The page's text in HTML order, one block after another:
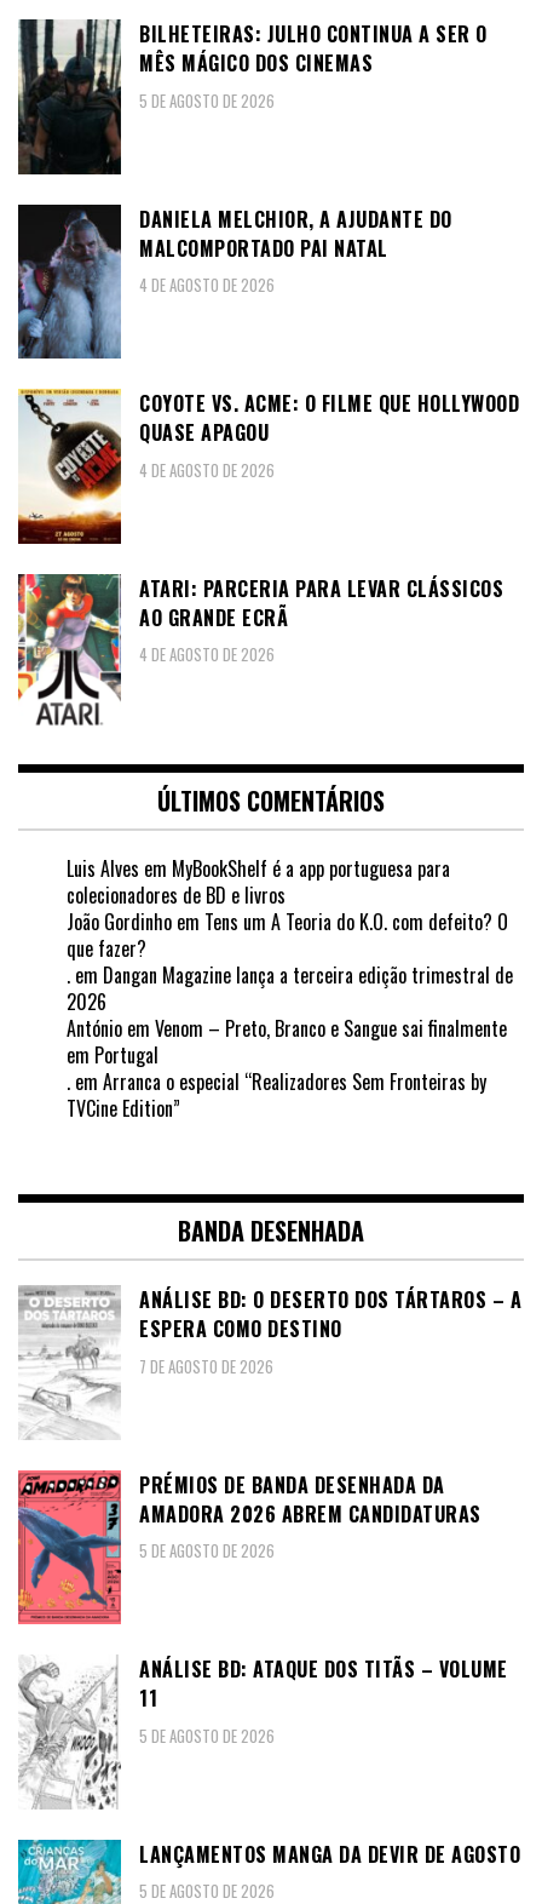
BILHETEIRAS: JULHO CONTINUA A SER O
MÊS MÁGICO DOS CINEMAS
5 DE AGOSTO DE 2026
DANIELA MELCHIOR, A AJUDANTE DO
MALCOMPORTADO PAI NATAL
4 DE AGOSTO DE 2026
COYOTE VS. ACME: O FILME QUE HOLLYWOOD
QUASE APAGOU
4 DE AGOSTO DE 2026
ATARI: PARCERIA PARA LEVAR CLÁSSICOS
AO GRANDE ECRÃ
4 DE AGOSTO DE 2026
ÚLTIMOS COMENTÁRIOS
Luis Alves em MyBookShelf é a app portuguesa para
colecionadores de BD e livros
João Gordinho em Tens um A Teoria do K.O. com defeito? O
que fazer?
. em Dangan Magazine lança a terceira edição trimestral de
2026
António em Venom – Preto, Branco e Sangue sai finalmente
em Portugal
. em Arranca o especial “Realizadores Sem Fronteiras by
TVCine Edition”
BANDA DESENHADA
ANÁLISE BD: O DESERTO DOS TÁRTAROS – A
ESPERA COMO DESTINO
7 DE AGOSTO DE 2026
PRÉMIOS DE BANDA DESENHADA DA
AMADORA 2026 ABREM CANDIDATURAS
5 DE AGOSTO DE 2026
ANÁLISE BD: ATAQUE DOS TITÃS – VOLUME
11
5 DE AGOSTO DE 2026
LANÇAMENTOS MANGA DA DEVIR DE AGOSTO
5 DE AGOSTO DE 2026